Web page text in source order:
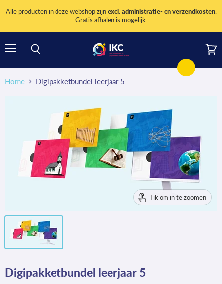
Alle producten in deze webshop zijnexcl. administratie- en verzendkosten.
Gratis afhalen is mogelijk.
Home Digipakketbundel leerjaar 5
Tik om in te zoomen
Digipakketbundel leerjaar 5